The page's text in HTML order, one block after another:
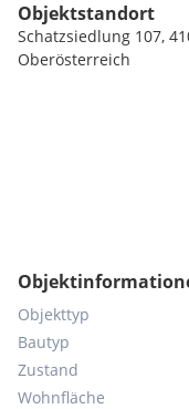
Objektstandort
Schatzsiedlung 107,
Oberösterreich
Objekttyp
Bautyp
Zustand
Wohnfläche